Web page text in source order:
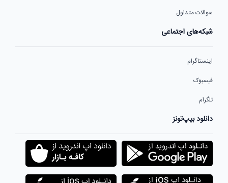
سوالات متداول
شبکه‌های اجتماعی
اینستاگرام
فیسبوک
تلگرام
دانلود بیپ‌تونز